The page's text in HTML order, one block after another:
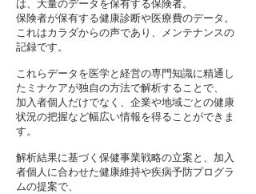
は、大量のデータを保有する保険者。
保険者が保有する健康診断や医療費のデータ。
これはカラダからの声であり、メンテナンスの
記録です。
これらデータを医学と経営の専門知識に精通し
たミナケアが独自の方法で解析することで、
加入者個人だけでなく、企業や地域ごとの健康
状況の把握など幅広い情報を得ることができま
す。
解析結果に基づく保健事業戦略の立案と、加入
者個人に合わせた健康維持や疾病予防プログラ
ムの提案で、